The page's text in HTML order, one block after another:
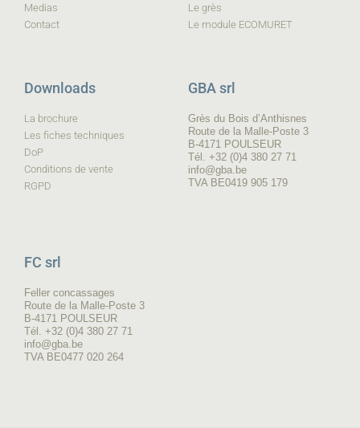
Medias
Contact
Le grès
Le module ECOMURET
Downloads
La brochure
Les fiches techniques
DoP
Conditions de vente
RGPD
GBA srl
Grès du Bois d’Anthisnes
Route de la Malle-Poste 3
B-4171 POULSEUR
Tél. +32 (0)4 380 27 71
info@gba.be
TVA BE0419 905 179
FC srl
Feller concassages
Route de la Malle-Poste 3
B-4171 POULSEUR
Tél. +32 (0)4 380 27 71
info@gba.be
TVA BE0477 020 264